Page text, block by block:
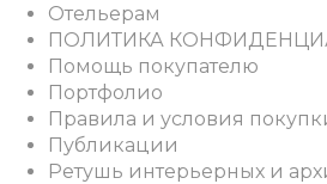
Отельерам
ПОЛИТИКА
Помощь покупателю
Портфолио
Правила и условия
Публикации
Ретушь интерьерных и